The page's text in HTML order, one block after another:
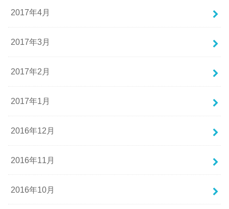
2017年4月
2017年3月
2017年2月
2017年1月
2016年12月
2016年11月
2016年10月